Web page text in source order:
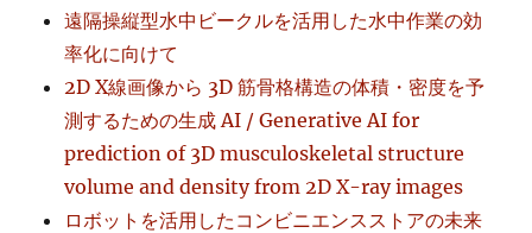
遠隔操縦型水中ビークルを活用した水中作業の効
率化に向けて
2D X線画像から 3D 筋骨格構造の体積・密度を予
測するための生成 AI / Generative AI for
prediction of 3D musculoskeletal structure
volume and density from 2D X-ray images
ロボットを活用したコンビニエンスストアの未来